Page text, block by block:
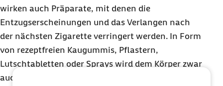
wirken auch Präparate, mit denen die
Entzugserscheinungen und das Verlangen nach
der nächsten Zigarette verringert werden. In Form
von rezeptfreien Kaugummis, Pflastern,
Lutschtabletten oder Sprays wird dem Körper zwar
auch Nikotin zugeführt, allerdings in einer